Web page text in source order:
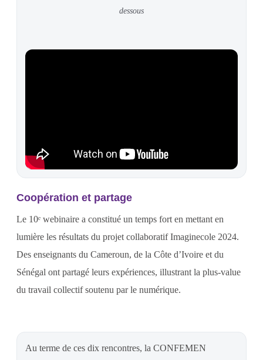
dessous
Coopération et partage
Le 10ᵉ webinaire a constitué un temps fort en mettant en
lumière les résultats du projet collaboratif Imaginecole 2024.
Des enseignants du Cameroun, de la Côte d’Ivoire et du
Sénégal ont partagé leurs expériences, illustrant la plus-value
du travail collectif soutenu par le numérique.
Au terme de ces dix rencontres, la CONFEMEN